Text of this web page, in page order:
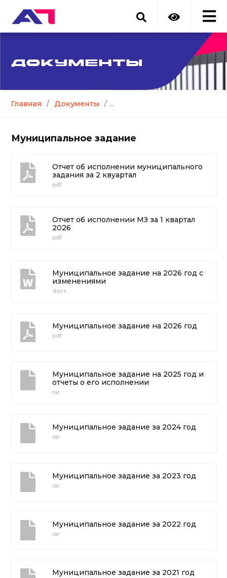
ДОКУМЕНТЫ
Главная / Документы / ...
Муниципальное задание
Отчет об исполнении муниципального
задания за 2 квуартал
pdf
Отчет об исполнении МЗ за 1 квартал
2026
pdf
Муниципальное задание на 2026 год с
изменениями
docx
Муниципальное задание на 2026 год
pdf
Муниципальное задание на 2025 год и
отчеты о его исполнении
rar
Муниципальное задание за 2024 год
rar
Муниципальное задание за 2023 год
rar
Муниципальное задание за 2022 год
rar
Муниципальное задание за 2021 год